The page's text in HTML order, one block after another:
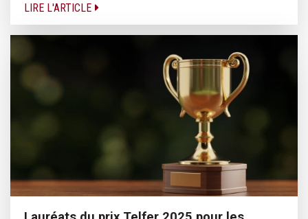
LIRE L'ARTICLE